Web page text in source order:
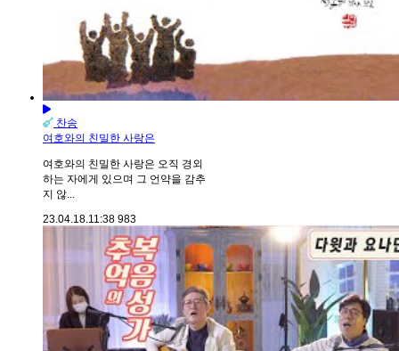
찬송
여호와의 친밀한 사랑은
여호와의 친밀한 사랑은 오직 경외
하는 자에게 있으며 그 언약을 감추
지 않...
23.04.18.11:38 983